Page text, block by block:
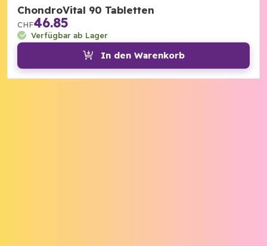
ChondroVital 90 Tabletten
CHF46.85
Verfügbar ab Lager
In den Warenkorb